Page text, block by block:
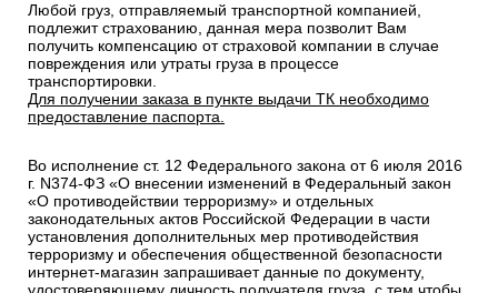
Любой груз, отправляемый транспортной компанией,
подлежит страхованию, данная мера позволит Вам
получить компенсацию от страховой компании в случае
повреждения или утраты груза в процессе
транспортировки.
Для получении заказа в пункте выдачи ТК необходимо
предоставление паспорта.
Во исполнение ст. 12 Федерального закона от 6 июля 2016
г. N374-ФЗ «О внесении изменений в Федеральный закон
«О противодействии терроризму» и отдельных
законодательных актов Российской Федерации в части
установления дополнительных мер противодействия
терроризму и обеспечения общественной безопасности
интернет-магазин запрашивает данные по документу,